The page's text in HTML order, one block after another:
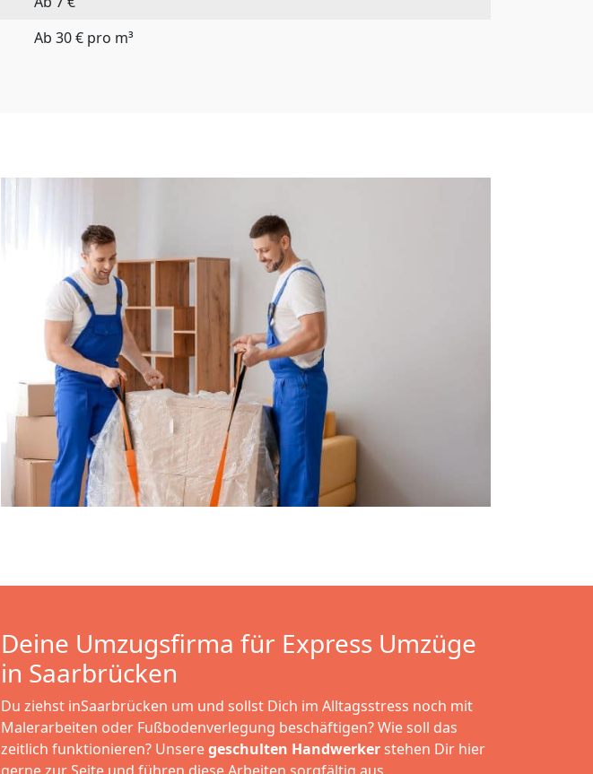
Ab 30 € pro m³
Deine Umzugsfirma für Express Umzüge
in Saarbrücken
Du ziehst inSaarbrücken um und sollst Dich im Alltagsstress noch mit
Malerarbeiten oder Fußbodenverlegung beschäftigen? Wie soll das
zeitlich funktionieren? Unseregeschulten Handwerkerstehen Dir hier